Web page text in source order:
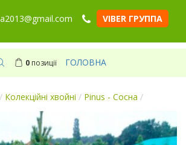
VIBER ГРУППА
0позиції ГОЛОВНА
/ Колекційні хвойні / Pinus - Сосна /